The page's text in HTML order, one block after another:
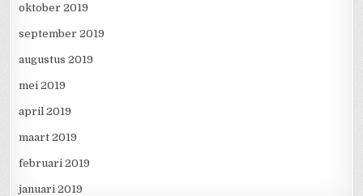
oktober 2019
september 2019
augustus 2019
mei 2019
april 2019
maart 2019
februari 2019
januari 2019